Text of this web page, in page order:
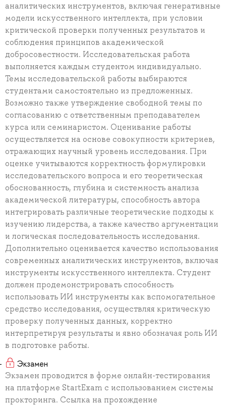
аналитических инструментов, включая генеративные
модели искусственного интеллекта, при условии
критической проверки полученных результатов и
соблюдения принципов академической
добросовестности. Исследовательская работа
выполняется каждым студентом индивидуально.
Темы исследовательской работы выбираются
студентами самостоятельно из предложенных.
Возможно также утверждение свободной темы по
согласованию с ответственным преподавателем
курса или семинаристом. Оценивание работы
осуществляется на основе совокупности критериев,
отражающих научный уровень исследования. При
оценке учитываются корректность формулировки
исследовательского вопроса и его теоретическая
обоснованность, глубина и системность анализа
академической литературы, способность автора
интегрировать различные теоретические подходы к
изучению лидерства, а также качество аргументации
и логическая последовательность исследования.
Дополнительно оценивается качество использования
современных аналитических инструментов, включая
инструменты искусственного интеллекта. Студент
должен продемонстрировать способность
использовать ИИ инструменты как вспомогательное
средство исследования, осуществляя критическую
проверку полученных данных, корректно
интерпретируя результаты и явно обозначая роль ИИ
в подготовке работы.
Экзамен
Экзамен проводится в форме онлайн-тестирования
на платформе StartExam с использованием системы
прокторинга. Ссылка на прохождение